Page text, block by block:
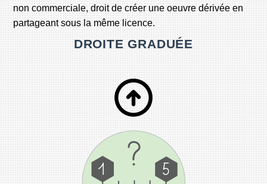
non commerciale, droit de créer une oeuvre dérivée en
partageant sous la même licence.
DROITE GRADUÉE